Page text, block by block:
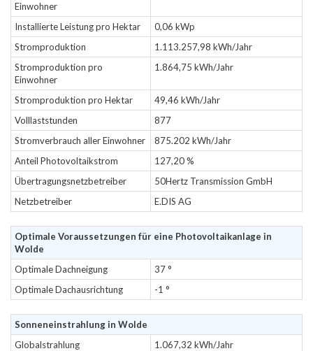
Einwohner
Installierte Leistung pro Hektar
0,06 kWp
Stromproduktion
1.113.257,98 kWh/Jahr
Stromproduktion pro
Einwohner
1.864,75 kWh/Jahr
Stromproduktion pro Hektar
49,46 kWh/Jahr
Volllaststunden
877
Stromverbrauch aller Einwohner
875.202 kWh/Jahr
Anteil Photovoltaikstrom
127,20 %
Übertragungsnetzbetreiber
50Hertz Transmission GmbH
Netzbetreiber
E.DIS AG
Optimale Voraussetzungen für eine Photovoltaikanlage in
Wolde
Optimale Dachneigung
37 °
Optimale Dachausrichtung
-1 °
Sonneneinstrahlung in Wolde
Globalstrahlung
1.067,32 kWh/Jahr